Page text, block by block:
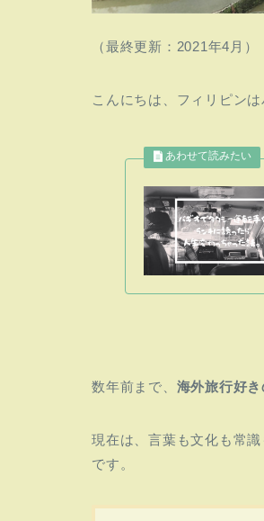
（最終更新：2021年4月）
こんにちは、フィリピン
数年前まで、 海外旅行好
現在は、言葉も文化も常
です。